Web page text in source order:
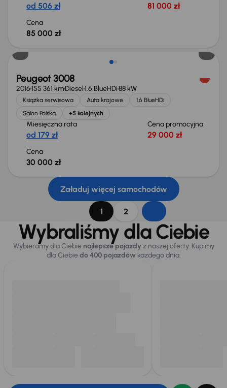
od 506 zł 81 000 zł
Cena
85 000 zł
Peugeot 3008
2016155 361 kmDiesel1.6 BlueHDi88 kW
Książka serwisowa Auta krajowe
1.6 BlueHDi
Salon Polska
+5 kolejnych
Miesięczna rata
od 179 zł
Cena promocyjna
29 000 zł
Cena
30 000 zł
Załaduj więcej samochodów
1 2
Wybraliśmy dla Ciebie
Wybieramy dla Ciebie najlepsze pojazdy z naszej oferty. Kupimy
dla Ciebiedo 400 pojazdówkażdego dnia.